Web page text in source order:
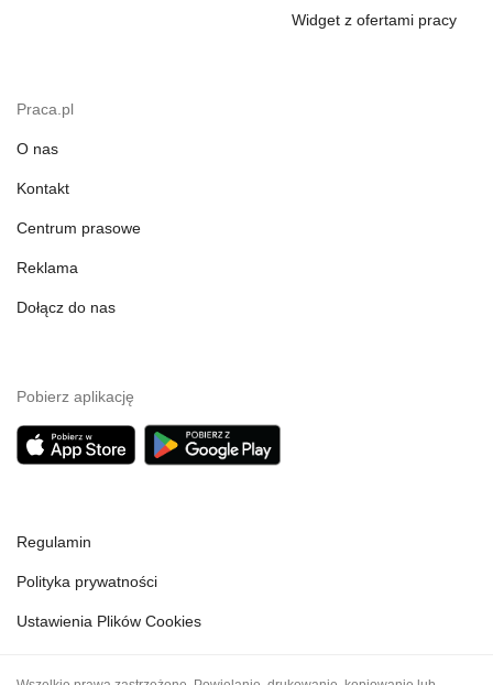
Widget z ofertami pracy
Praca.pl
O nas
Kontakt
Centrum prasowe
Reklama
Dołącz do nas
Pobierz aplikację
Regulamin
Polityka prywatności
Ustawienia Plików Cookies